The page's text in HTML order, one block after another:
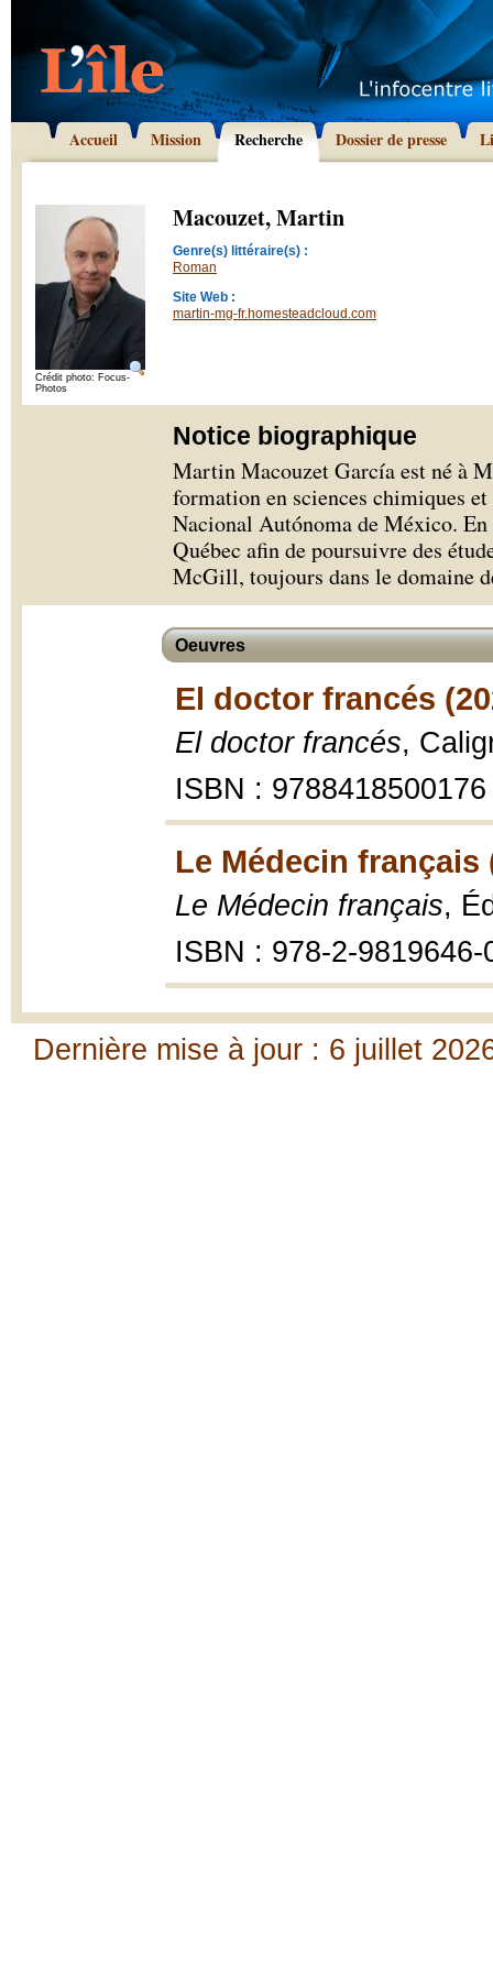
Accueil Mission Recherche Dossier de presse
Crédit photo: Focus-
Photos
Macouzet, Martin
Genre(s) littéraire(s) :
Roman
Site Web :
martin-mg-fr.homesteadcloud.com
Notice biographique
Martin Macouzet García est né à
formation en sciences chimiques
Nacional Autónoma de México.
Québec afin de poursuivre des
McGill, toujours dans le domaine
Oeuvres
El doctor francés
El doctor francés,
ISBN : 9788418500176
Le Médecin français
Le Médecin français,
ISBN : 978-2-9819646-
Dernière mise à jour : 6 juillet